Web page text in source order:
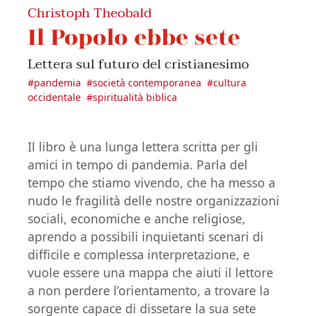
Christoph Theobald
Il Popolo ebbe sete
Lettera sul futuro del cristianesimo
#pandemia #società contemporanea #cultura
occidentale #spiritualità biblica
Il libro è una lunga lettera scritta per gli
amici in tempo di pandemia. Parla del
tempo che stiamo vivendo, che ha messo a
nudo le fragilità delle nostre organizzazioni
sociali, economiche e anche religiose,
aprendo a possibili inquietanti scenari di
difficile e complessa interpretazione, e
vuole essere una mappa che aiuti il lettore
a non perdere l’orientamento, a trovare la
sorgente capace di dissetare la sua sete